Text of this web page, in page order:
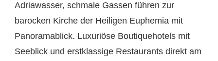
Adriawasser, schmale Gassen führen zur
barocken Kirche der Heiligen Euphemia mit
Panoramablick. Luxuriöse Boutiquehotels mit
Seeblick und erstklassige Restaurants direkt am